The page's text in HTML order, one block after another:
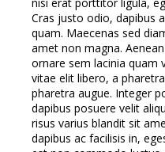
Cras justo odio, dapibus
quam. Maecenas sed
amet non magna.
ornare sem lacinia quam
vitae elit libero, a
pharetra augue. Integer
dapibus posuere velit
risus varius blandit sit
dapibus ac facilisis in,